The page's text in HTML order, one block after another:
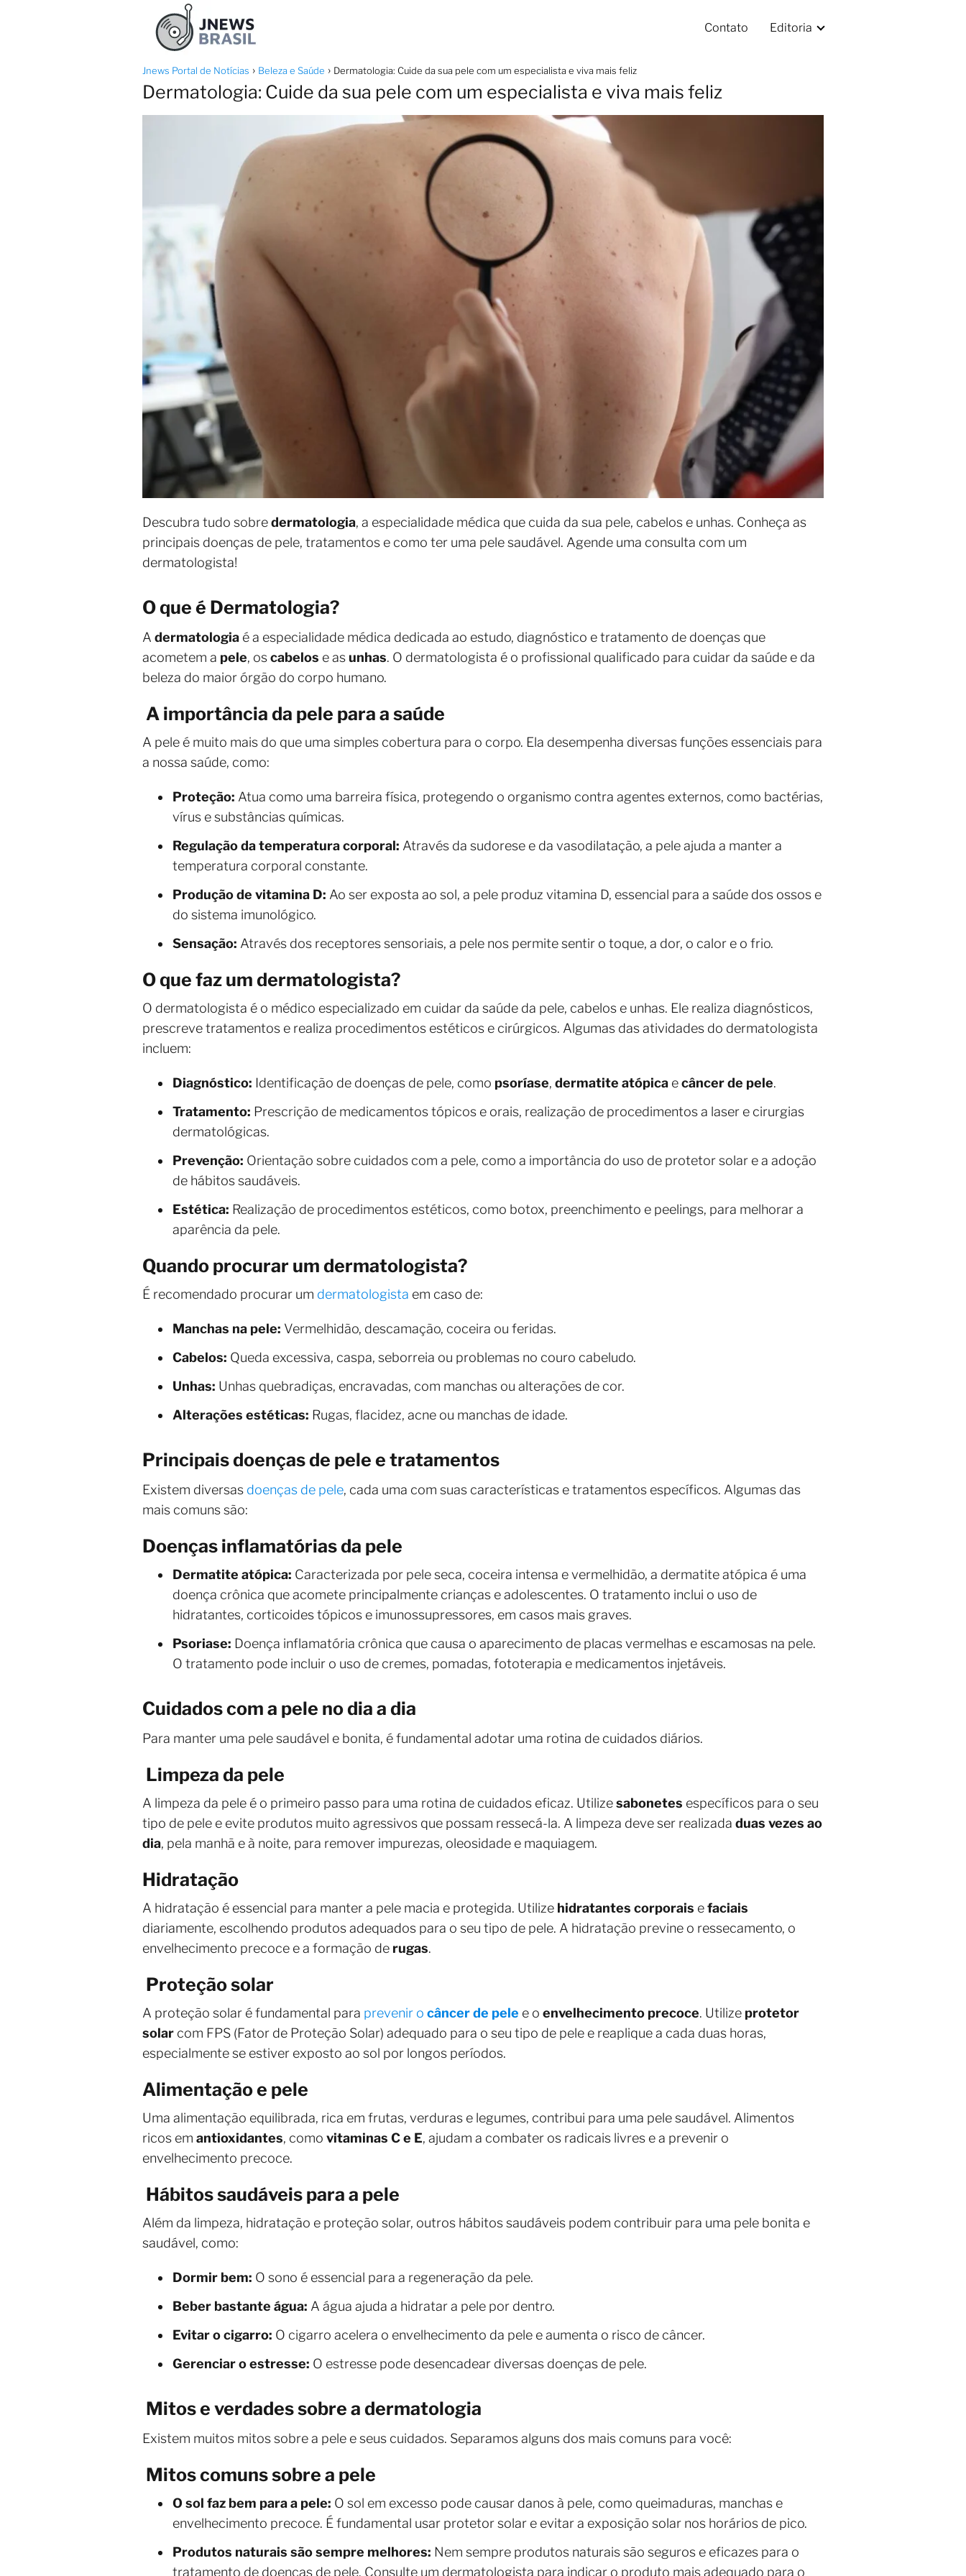
Contato Editoria
Jnews Portal de Notícias Beleza e Saúde Dermatologia: Cuide da sua pele com um especialista e viva mais feliz
Dermatologia: Cuide da sua pele com um especialista e viva mais feliz
Descubra tudo sobredermatologia, a especialidade médica que cuida da sua pele, cabelos e unhas. Conheça as
principais doenças de pele, tratamentos e como ter uma pele saudável. Agende uma consulta com um
dermatologista!
O que é Dermatologia?
A dermatologia é a especialidade médica dedicada ao estudo, diagnóstico e tratamento de doenças que
acometem a pele, oscabelos e as unhas. O dermatologista é o profissional qualificado para cuidar da saúde e da
beleza do maior órgão do corpo humano.
A importância da pele para a saúde
A pele é muito mais do que uma simples cobertura para o corpo. Ela desempenha diversas funções essenciais para
a nossa saúde, como:
Proteção: Atua como uma barreira física, protegendo o organismo contra agentes externos, como bactérias,
vírus e substâncias químicas.
Regulação da temperatura corporal: Através da sudorese e da vasodilatação, a pele ajuda a manter a
temperatura corporal constante.
Produção de vitamina D: Ao ser exposta ao sol, a pele produz vitamina D, essencial para a saúde dos ossos e
do sistema imunológico.
Sensação: Através dos receptores sensoriais, a pele nos permite sentir o toque, a dor, o calor e o frio.
O que faz um dermatologista?
O dermatologista é o médico especializado em cuidar da saúde da pele, cabelos e unhas. Ele realiza diagnósticos,
prescreve tratamentos e realiza procedimentos estéticos e cirúrgicos. Algumas das atividades do dermatologista
incluem:
Diagnóstico: Identificação de doenças de pele, como psoríase, dermatite atópica ecâncer de pele.
Tratamento: Prescrição de medicamentos tópicos e orais, realização de procedimentos a laser e cirurgias
dermatológicas.
Prevenção: Orientação sobre cuidados com a pele, como a importância do uso de protetor solar e a adoção
de hábitos saudáveis.
Estética: Realização de procedimentos estéticos, como botox, preenchimento e peelings, para melhorar a
aparência da pele.
Quando procurar um dermatologista?
É recomendado procurar um dermatologista em caso de:
Manchas na pele: Vermelhidão, descamação, coceira ou feridas.
Cabelos: Queda excessiva, caspa, seborreia ou problemas no couro cabeludo.
Unhas: Unhas quebradiças, encravadas, com manchas ou alterações de cor.
Alterações estéticas: Rugas, flacidez, acne ou manchas de idade.
Principais doenças de pele e tratamentos
Existem diversas doenças de pele, cada uma com suas características e tratamentos específicos. Algumas das
mais comuns são:
Doenças inflamatórias da pele
Dermatite atópica: Caracterizada por pele seca, coceira intensa e vermelhidão, a dermatite atópica é uma
doença crônica que acomete principalmente crianças e adolescentes. O tratamento inclui o uso de
hidratantes, corticoides tópicos e imunossupressores, em casos mais graves.
Psoriase: Doença inflamatória crônica que causa o aparecimento de placas vermelhas e escamosas na pele.
O tratamento pode incluir o uso de cremes, pomadas, fototerapia e medicamentos injetáveis.
Cuidados com a pele no dia a dia
Para manter uma pele saudável e bonita, é fundamental adotar uma rotina de cuidados diários.
Limpeza da pele
A limpeza da pele é o primeiro passo para uma rotina de cuidados eficaz. Utilizesabonetes específicos para o seu
tipo de pele e evite produtos muito agressivos que possam ressecá-la. A limpeza deve ser realizada duas vezes ao
dia, pela manhã e à noite, para remover impurezas, oleosidade e maquiagem.
Hidratação
A hidratação é essencial para manter a pele macia e protegida. Utilize hidratantes corporais efaciais
diariamente, escolhendo produtos adequados para o seu tipo de pele. A hidratação previne o ressecamento, o
envelhecimento precoce e a formação de rugas.
Proteção solar
A proteção solar é fundamental para prevenir o câncer de pele e o envelhecimento precoce. Utilize protetor
solar com FPS (Fator de Proteção Solar) adequado para o seu tipo de pele e reaplique a cada duas horas,
especialmente se estiver exposto ao sol por longos períodos.
Alimentação e pele
Uma alimentação equilibrada, rica em frutas, verduras e legumes, contribui para uma pele saudável. Alimentos
ricos em antioxidantes, como vitaminas C e E, ajudam a combater os radicais livres e a prevenir o
envelhecimento precoce.
Hábitos saudáveis para a pele
Além da limpeza, hidratação e proteção solar, outros hábitos saudáveis podem contribuir para uma pele bonita e
saudável, como:
Dormir bem: O sono é essencial para a regeneração da pele.
Beber bastante água: A água ajuda a hidratar a pele por dentro.
Evitar o cigarro: O cigarro acelera o envelhecimento da pele e aumenta o risco de câncer.
Gerenciar o estresse: O estresse pode desencadear diversas doenças de pele.
Mitos e verdades sobre a dermatologia
Existem muitos mitos sobre a pele e seus cuidados. Separamos alguns dos mais comuns para você:
Mitos comuns sobre a pele
O sol faz bem para a pele: O sol em excesso pode causar danos à pele, como queimaduras, manchas e
envelhecimento precoce. É fundamental usar protetor solar e evitar a exposição solar nos horários de pico.
Produtos naturais são sempre melhores: Nem sempre produtos naturais são seguros e eficazes para o
tratamento de doenças de pele. Consulte um dermatologista para indicar o produto mais adequado para o